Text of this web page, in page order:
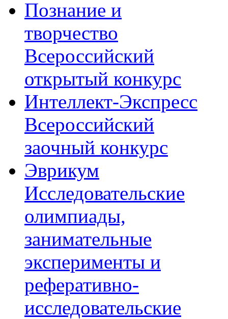
Познание и
творчество
Всероссийский
открытый конкурс
Интеллект-Экспресс
Всероссийский
заочный конкурс
Эврикум
Исследовательские
олимпиады,
занимательные
эксперименты и
реферативно-
исследовательские